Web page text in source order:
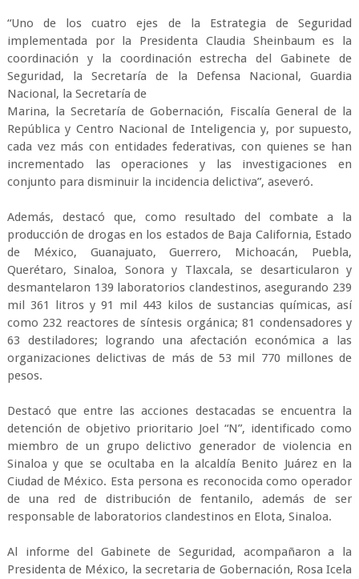
“Uno de los cuatro ejes de la Estrategia de Seguridad
implementada por la Presidenta Claudia Sheinbaum es la
coordinación y la coordinación estrecha del Gabinete de
Seguridad, la Secretaría de la Defensa Nacional, Guardia
Nacional, la Secretaría de
Marina, la Secretaría de Gobernación, Fiscalía General de la
República y Centro Nacional de Inteligencia y, por supuesto,
cada vez más con entidades federativas, con quienes se han
incrementado las operaciones y las investigaciones en
conjunto para disminuir la incidencia delictiva”, aseveró.
Además, destacó que, como resultado del combate a la
producción de drogas en los estados de Baja California, Estado
de México, Guanajuato, Guerrero, Michoacán, Puebla,
Querétaro, Sinaloa, Sonora y Tlaxcala, se desarticularon y
desmantelaron 139 laboratorios clandestinos, asegurando 239
mil 361 litros y 91 mil 443 kilos de sustancias químicas, así
como 232 reactores de síntesis orgánica; 81 condensadores y
63 destiladores; logrando una afectación económica a las
organizaciones delictivas de más de 53 mil 770 millones de
pesos.
Destacó que entre las acciones destacadas se encuentra la
detención de objetivo prioritario Joel “N”, identificado como
miembro de un grupo delictivo generador de violencia en
Sinaloa y que se ocultaba en la alcaldía Benito Juárez en la
Ciudad de México. Esta persona es reconocida como operador
de una red de distribución de fentanilo, además de ser
responsable de laboratorios clandestinos en Elota, Sinaloa.
Al informe del Gabinete de Seguridad, acompañaron a la
Presidenta de México, la secretaria de Gobernación, Rosa Icela